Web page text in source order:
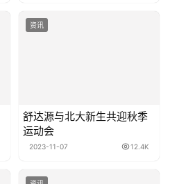
资讯
舒达源与北大新生共迎秋季
运动会
2023-11-07 12.4K